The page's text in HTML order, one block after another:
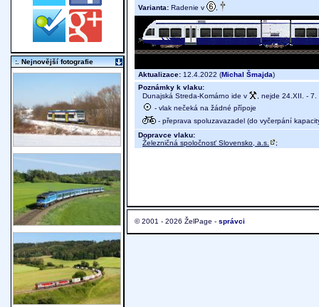
Varianta: Radenie v
Aktualizace: 12.4.2022 (Michal Šmajda)
Poznámky k vlaku:
Dunajská Streda-Komárno ide v
, nejde 24.XII. - 7.
- vlak nečeká na žádné přípoje
- přeprava spoluzavazadel (do vyčerpání
Dopravce vlaku:
Železničná spoločnosť Slovensko, a.s.
;
© 2001 - 2026 ŽelPage - správci
:. Nejnovější fotografie